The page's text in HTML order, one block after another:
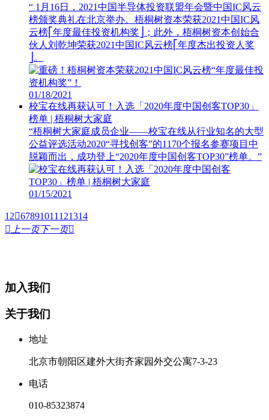
“ 1月16日，2021中国半导体投资联盟年会暨中国IC风云
榜颁奖典礼在北京举办。梧桐树资本荣获2021中国IC风
云榜⎡年度最佳投资机构奖⎦；此外，梧桐树资本创始合
伙人刘乾坤荣获2021中国IC风云榜⎡年度杰出投资人奖
⎦。
01/18/2021
校宝在线再获认可！入选「2020年度中国创客TOP30」
榜单 | 梧桐树大家庭
“梧桐树大家庭成员企业——校宝在线从行业知名的大型
公益评选活动2020“寻找创客”的1170个报名参赛项目中
脱颖而出，成功登上“2020年度中国创客TOP30”榜单。”
01/15/2021
1 267891011 121314
 上一页下一页
加入我们
关于我们
地址
北京市朝阳区建外大街齐家园外交公寓7-3-23
电话
010-85323874